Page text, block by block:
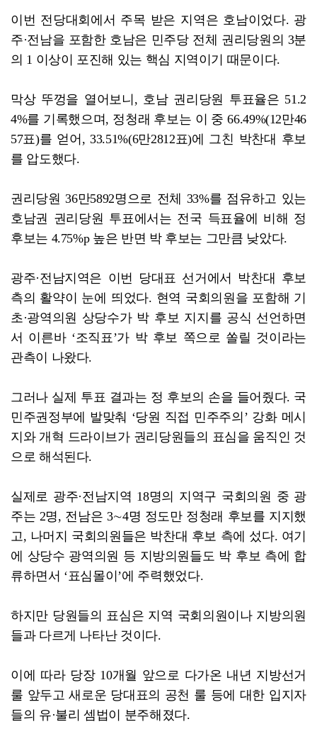
이번 전당대회에서 주목 받은 지역은 호남이었다. 광
주·전남을 포함한 호남은 민주당 전체 권리당원의 3분
의 1 이상이 포진해 있는 핵심 지역이기 때문이다.
막상 뚜껑을 열어보니, 호남 권리당원 투표율은 51.2
4%를 기록했으며, 정청래 후보는 이 중 66.49%(12만46
57표)를 얻어, 33.51%(6만2812표)에 그친 박찬대 후보
를 압도했다.
권리당원 36만5892명으로 전체 33%를 점유하고 있는
호남권 권리당원 투표에서는 전국 득표율에 비해 정
후보는 4.75%p 높은 반면 박 후보는 그만큼 낮았다.
광주·전남지역은 이번 당대표 선거에서 박찬대 후보
측의 활약이 눈에 띄었다. 현역 국회의원을 포함해 기
초·광역의원 상당수가 박 후보 지지를 공식 선언하면
서 이른바 ‘조직표’가 박 후보 쪽으로 쏠릴 것이라는
관측이 나왔다.
그러나 실제 투표 결과는 정 후보의 손을 들어줬다. 국
민주권정부에 발맞춰 ‘당원 직접 민주주의’ 강화 메시
지와 개혁 드라이브가 권리당원들의 표심을 움직인 것
으로 해석된다.
실제로 광주·전남지역 18명의 지역구 국회의원 중 광
주는 2명, 전남은 3∼4명 정도만 정청래 후보를 지지했
고, 나머지 국회의원들은 박찬대 후보 측에 섰다. 여기
에 상당수 광역의원 등 지방의원들도 박 후보 측에 합
류하면서 ‘표심몰이’에 주력했었다.
하지만 당원들의 표심은 지역 국회의원이나 지방의원
들과 다르게 나타난 것이다.
이에 따라 당장 10개월 앞으로 다가온 내년 지방선거
룰 앞두고 새로운 당대표의 공천 룰 등에 대한 입지자
들의 유·불리 셈법이 분주해졌다.